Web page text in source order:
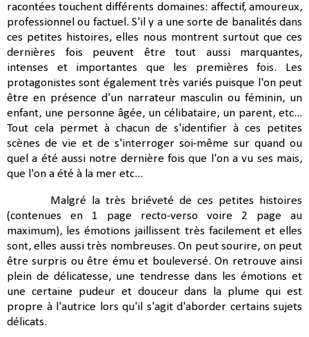
racontées touchent différents domaines: affectif, amoureux,
professionnel ou factuel. S'il y a une sorte de banalités dans
ces petites histoires, elles nous montrent surtout que ces
dernières fois peuvent être tout aussi marquantes,
intenses et importantes que les premières fois. Les
protagonistes sont également très variés puisque l'on peut
être en présence d'un narrateur masculin ou féminin, un
enfant, une personne âgée, un célibataire, un parent, etc...
Tout cela permet à chacun de s'identifier à ces petites
scènes de vie et de s'interroger soi-même sur quand ou
quel a été aussi notre dernière fois que l'on a vu ses mais,
que l'on a été à la mer etc...
Malgré la très briéveté de ces petites histoires
(contenues en 1 page recto-verso voire 2 page au
maximum), les émotions jaillissent très facilement et elles
sont, elles aussi très nombreuses. On peut sourire, on peut
être surpris ou être ému et bouleversé. On retrouve ainsi
plein de délicatesse, une tendresse dans les émotions et
une certaine pudeur et douceur dans la plume qui est
propre à l'autrice lors qu'il s'agit d'aborder certains sujets
délicats.